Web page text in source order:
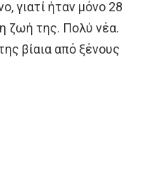
γιατί ήταν μόνο 28
ζωή της. Πολύ νέα.
βίαια από ξένους